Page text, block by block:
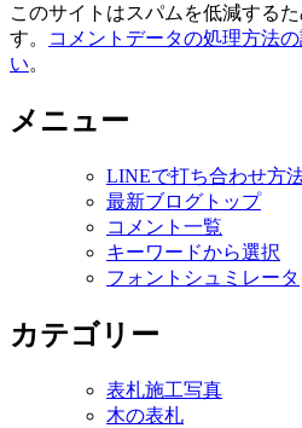
このサイトはスパムを低減する
す。
コメントデータの処理方法
い。
メニュー
LINEで打ち合わせ方
最新ブログトップ
コメント一覧
キーワードから選択
フォントシュミレータ
カテゴリー
表札施工写真
木の表札